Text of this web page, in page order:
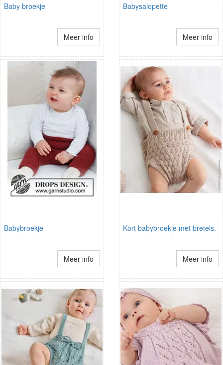
Baby broekje
Meer info
Babysalopette
Meer info
Babybroekje
Meer info
Kort babybroekje met bretels.
Meer info